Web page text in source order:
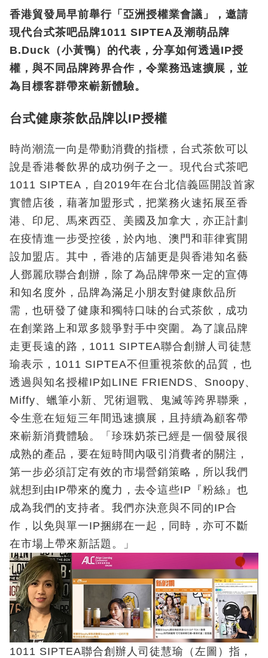
香港貿發局早前舉行「亞洲授權業會議」，邀請
現代台式茶吧品牌1011 SIPTEA及潮萌品牌
B.Duck（小黃鴨）的代表，分享如何透過IP授
權，與不同品牌跨界合作，令業務迅速擴展，並
為目標客群帶來嶄新體驗。
台式健康茶飲品牌以IP授權
時尚潮流一向是帶動消費的指標，台式茶飲可以
說是香港餐飲界的成功例子之一。現代台式茶吧
1011 SIPTEA，自2019年在台北信義區開設首家
實體店後，藉著加盟形式，把業務火速拓展至香
港、印尼、馬來西亞、美國及加拿大，亦正計劃
在疫情進一步受控後，於內地、澳門和菲律賓開
設加盟店。其中，香港的店舖更是與香港知名藝
人鄧麗欣聯合創辦，除了為品牌帶來一定的宣傳
和知名度外，品牌為滿足小朋友對健康飲品所
需，也研發了健康和獨特口味的台式茶飲，成功
在創業路上和眾多競爭對手中突圍。為了讓品牌
走更長遠的路，1011 SIPTEA聯合創辦人司徒慧
瑜表示，1011 SIPTEA不但重視茶飲的品質，也
透過與知名授權IP如LINE FRIENDS、Snoopy、
Miffy、蠟筆小新、咒術迴戰、鬼滅等跨界聯乘，
令生意在短短三年間迅速擴展，且持續為顧客帶
來嶄新消費體驗。「珍珠奶茶已經是一個發展很
成熟的產品，要在短時間內吸引消費者的關注，
第一步必須訂定有效的市場營銷策略，所以我們
就想到由IP帶來的魔力，去令這些IP『粉絲』也
成為我們的支持者。我們亦決意與不同的IP合
作，以免與單一IP捆綁在一起，同時，亦可不斷
在市場上帶來新話題。」
1011 SIPTEA聯合創辦人司徒慧瑜（左圖）指，